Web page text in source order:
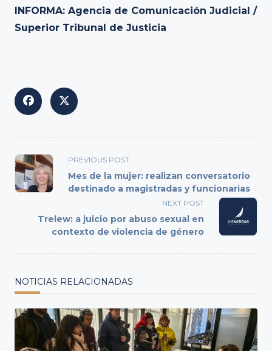
INFORMA: Agencia de Comunicación Judicial /
Superior Tribunal de Justicia
<span
class="nav-
subtitle
reader-
text">Page</span>
PREVIOUS POST
Mes de la mujer: realizan conversatorio
destinado a magistradas y funcionarias
NEXT POST
Trelew: a juicio por abuso sexual en
contexto de violencia de género
NOTICIAS RELACIONADAS